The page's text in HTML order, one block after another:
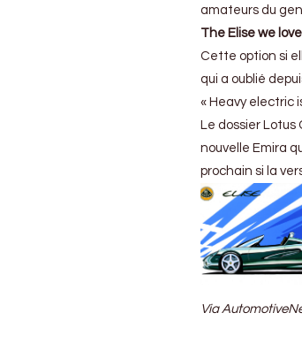
amateurs du
The Elise we love
Cette option si
qui a oublié
« Heavy electric
Le dossier
nouvelle Emira
prochain si la
Via